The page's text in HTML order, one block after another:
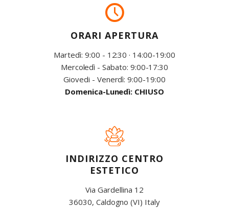
ORARI APERTURA
Martedì: 9:00 - 12:30 · 14:00-19:00
Mercoledì - Sabato: 9:00-17:30
Giovedi - Venerdì: 9:00-19:00
Domenica-Lunedì: CHIUSO
INDIRIZZO CENTRO
ESTETICO
Via Gardellina 12
36030, Caldogno (VI) Italy